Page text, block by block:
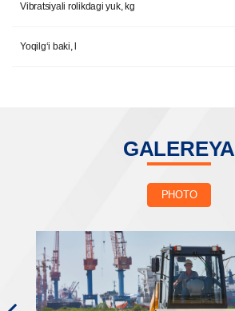
Vibratsiyali rolikdagi yuk, kg
Yoqilg‘i baki, l
GALEREYA
PHOTO